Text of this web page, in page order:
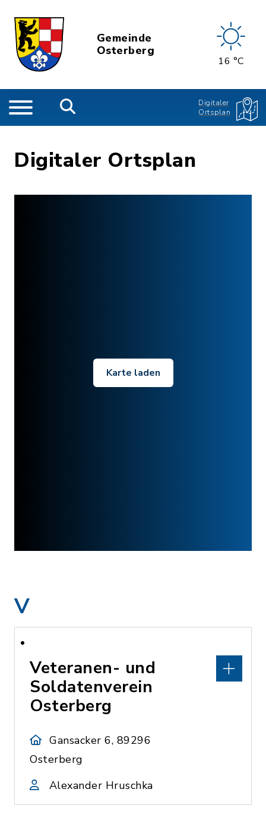
Gemeinde
Osterberg
16 °C
Digitaler
Ortsplan
Digitaler Ortsplan
Karte laden
V
Veteranen- und
Soldatenverein
Osterberg
Gansacker 6, 89296
Osterberg
Alexander Hruschka